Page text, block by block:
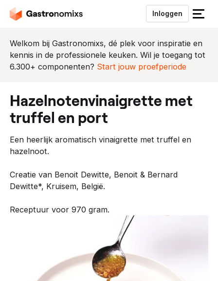
Inloggen
S
u
i
t
Welkom bij Gastronomixs, dé plek voor inspiratie en
kennis in de professionele keuken. Wil je toegang tot
6.300+ componenten? Start jouw proefperiode
hazelnotenvinaigrette met
truffel en port
Een heerlijk aromatisch vinaigrette met truffel en
hazelnoot.
Creatie van Benoit Dewitte, Benoit & Bernard
Dewitte*, Kruisem, België.
Receptuur voor 970 gram.